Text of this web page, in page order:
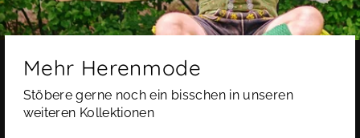
Mehr Herenmode
Stöbere gerne noch ein bisschen in unseren
weiteren Kollektionen